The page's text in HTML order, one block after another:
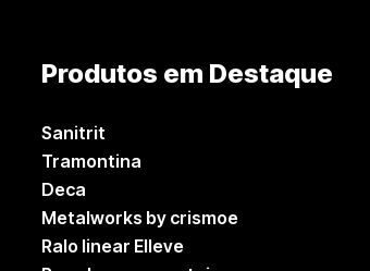
Produtos em Destaque
Sanitrit
Tramontina
Deca
Metalworks by crismoe
Ralo linear Elleve